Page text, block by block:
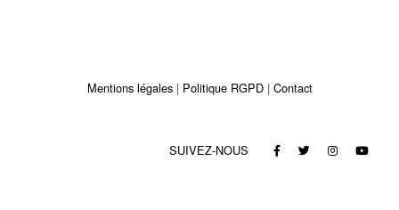
Mentions légales Politique RGPD Contact
SUIVEZ-NOUS